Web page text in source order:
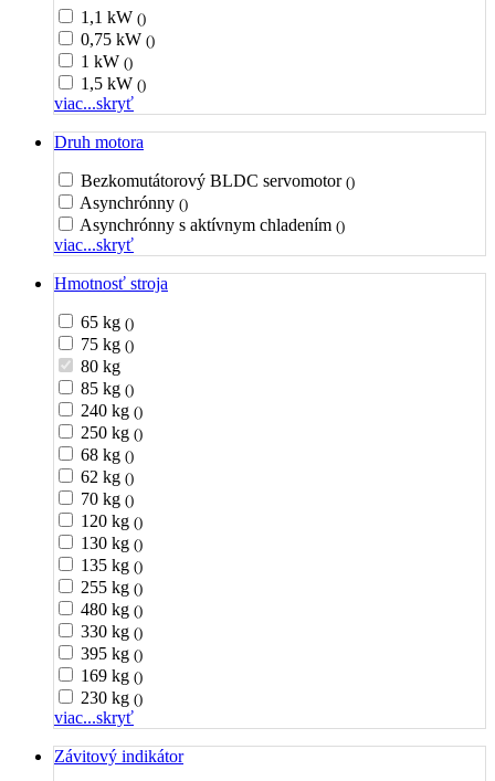
1,1 kW ()
0,75 kW ()
1 kW ()
1,5 kW ()
viac...skryť
Druh motora
Bezkomutátorový BLDC servomotor ()
Asynchrónny ()
Asynchrónny s aktívnym chladením ()
viac...skryť
Hmotnosť stroja
65 kg ()
75 kg ()
80 kg
85 kg ()
240 kg ()
250 kg ()
68 kg ()
62 kg ()
70 kg ()
120 kg ()
130 kg ()
135 kg ()
255 kg ()
480 kg ()
330 kg ()
395 kg ()
169 kg ()
230 kg ()
viac...skryť
Závitový indikátor